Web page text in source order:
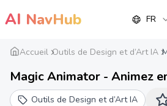
AI NavHub FR
Accueil Outils de Design et d’Art IA
Magic Animator - Animez
secondes
Outils de Design et d’Art IA